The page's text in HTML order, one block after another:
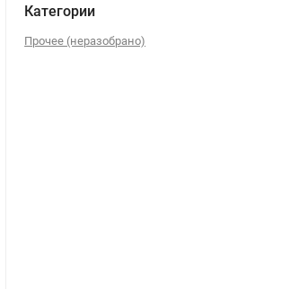
Категории
Прочее (неразобрано)